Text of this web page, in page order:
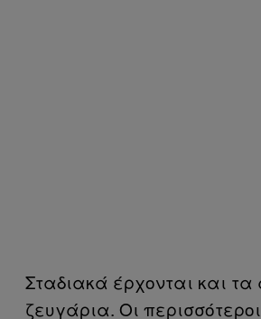
Σταδιακά έρχονται και
ζευγάρια. Οι